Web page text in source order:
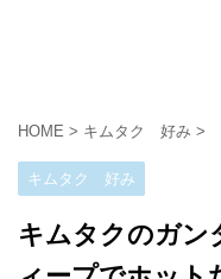
HOME > キムタク 好み >
キムタク 好み
キムタクのガン